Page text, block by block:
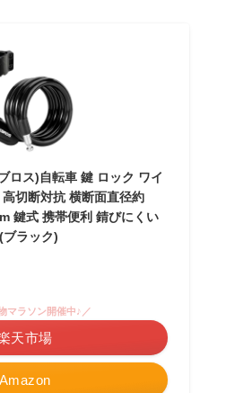
ロス)自転車 鍵 ロック ワイ
切断対抗 横断面直径約
鍵式 携帯便利 錆びにくい
ブラック)
Amazon
マラソン開催中♪／
天市場